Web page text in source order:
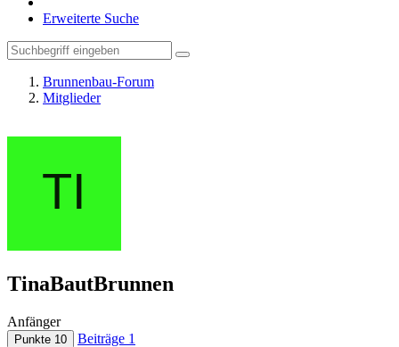
Erweiterte Suche
Brunnenbau-Forum
Mitglieder
TinaBautBrunnen
Anfänger
Punkte 10 Beiträge 1